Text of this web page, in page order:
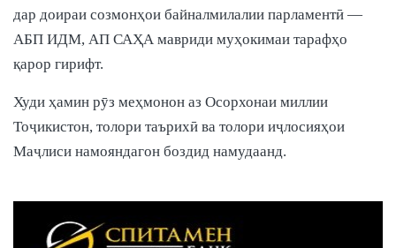
дар доираи созмонҳои байналмилалии парламентӣ —
АБП ИДМ, АП САҲА мавриди муҳокимаи тарафҳо
қарор гирифт.
Худи ҳамин рӯз меҳмонон аз Осорхонаи миллии
Тоҷикистон, толори таърихӣ ва толори иҷлосияҳои
Маҷлиси намояндагон боздид намудаанд.